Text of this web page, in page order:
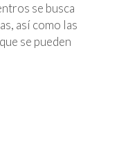
se busca
así como las
se pueden